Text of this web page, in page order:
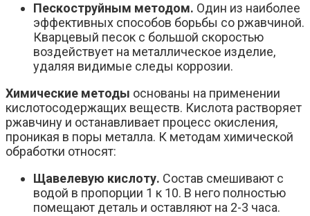
Пескоструйным методом. Один из наиболее
эффективных способов борьбы со ржавчиной.
Кварцевый песок с большой скоростью
воздействует на металлическое изделие,
удаляя видимые следы коррозии.
Химические методы основаны на применении
кислотосодержащих веществ. Кислота растворяет
ржавчину и останавливает процесс окисления,
проникая в поры металла. К методам химической
обработки относят:
Щавелевую кислоту. Состав смешивают с
водой в пропорции 1 к 10. В него полностью
помещают деталь и оставляют на 2-3 часа.